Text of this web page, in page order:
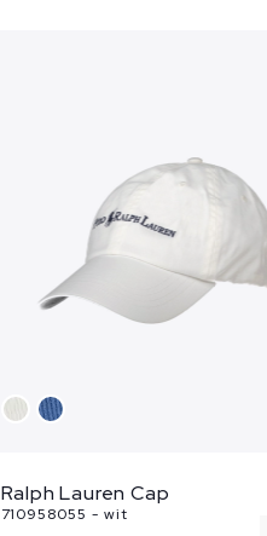
Ralph Lauren Cap
710958055 - wit